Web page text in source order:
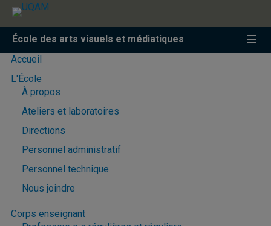
Accéder
recherche
Accéder
menu
pricipal
Accéder
zone
centrale
École des arts visuels et médiatiques
Accueil
L'École
À propos
Ateliers et laboratoires
Directions
Personnel administratif
Personnel technique
Nous joindre
Corps enseignant